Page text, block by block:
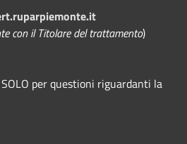
con il Titolare del trattamento)
per questioni riguardanti la